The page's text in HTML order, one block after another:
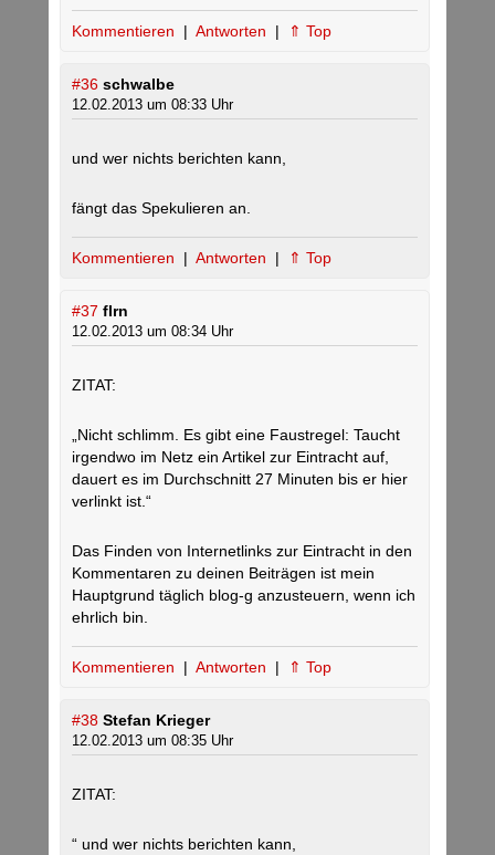
Kommentieren | Antworten | ⇑ Top
#36 schwalbe
12.02.2013 um 08:33 Uhr
und wer nichts berichten kann,
fängt das Spekulieren an.
Kommentieren | Antworten | ⇑ Top
#37 flrn
12.02.2013 um 08:34 Uhr
ZITAT:
„Nicht schlimm. Es gibt eine Faustregel: Taucht
irgendwo im Netz ein Artikel zur Eintracht auf,
dauert es im Durchschnitt 27 Minuten bis er hier
verlinkt ist.“
Das Finden von Internetlinks zur Eintracht in den
Kommentaren zu deinen Beiträgen ist mein
Hauptgrund täglich blog-g anzusteuern, wenn ich
ehrlich bin.
Kommentieren | Antworten | ⇑ Top
#38 Stefan Krieger
12.02.2013 um 08:35 Uhr
ZITAT:
“ und wer nichts berichten kann,